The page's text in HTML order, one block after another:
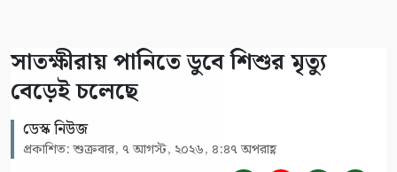
সাতক্ষীরায় পানিতে ডুবে শিশুর মৃত্যু
বেড়েই চলেছে
ডেস্ক নিউজ
প্রকাশিত: শুক্রবার, ৭ আগস্ট, ২০২৬, ৪:৪৭ অপরাহ্ণ